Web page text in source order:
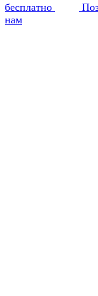
бесплатно
нам